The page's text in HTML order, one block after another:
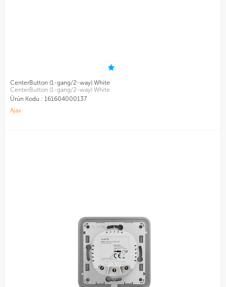
CenterButton (1-gang/2-way) White
CenterButton (1-gang/2-way) White
Ürün Kodu : 161604000137
Ajax